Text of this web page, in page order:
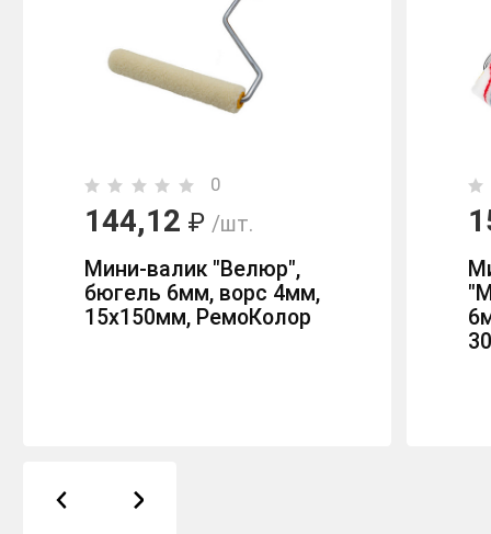
0
144,12 ₽ /шт.
Мини-валик "Велюр",
бюгель 6мм, ворс 4мм,
15х150мм, РемоКолор